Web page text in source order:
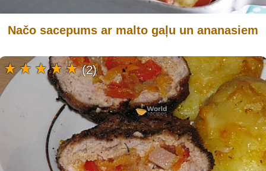
Načo sacepums ar malto gaļu un ananasiem
(2)